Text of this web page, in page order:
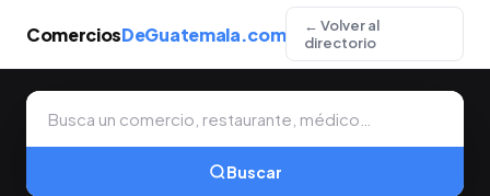
ComerciosDeGuatemala.com
← Volver al
directorio
Buscar